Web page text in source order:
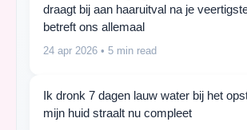
draagt bij aan haaruitval na je
betreft ons allemaal
24 apr 2026 • 5 min read
Ik dronk 7 dagen lauw water bij het
mijn huid straalt nu compleet